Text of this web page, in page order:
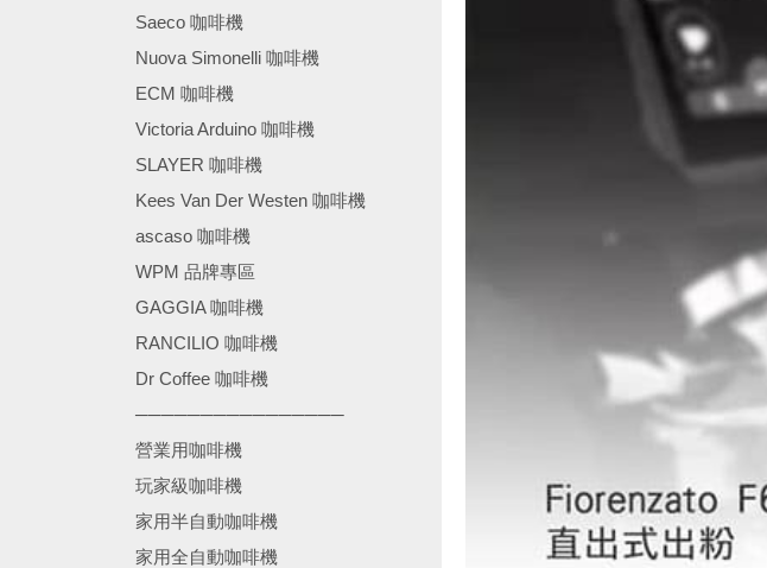
Saeco 咖啡機
Nuova Simonelli 咖啡機
ECM 咖啡機
Victoria Arduino 咖啡機
SLAYER 咖啡機
Kees Van Der Westen 咖啡機
ascaso 咖啡機
WPM 品牌專區
GAGGIA 咖啡機
RANCILIO 咖啡機
Dr Coffee 咖啡機
────────────────
營業用咖啡機
玩家級咖啡機
家用半自動咖啡機
家用全自動咖啡機